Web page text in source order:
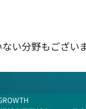
い分野もござい